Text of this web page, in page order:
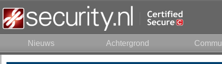
Nieuws Achtergrond